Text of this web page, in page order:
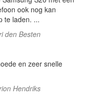
ook nog kan
te laden. ...
den Besten
en zeer snelle
Hendriks